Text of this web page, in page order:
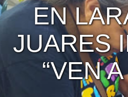
LA UFT
EL